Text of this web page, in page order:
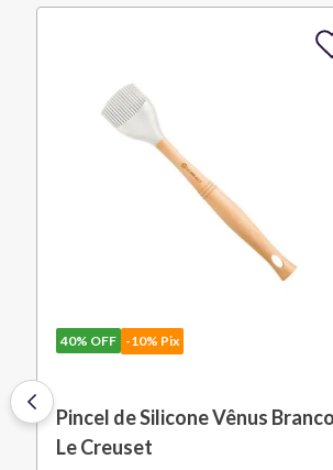
30% OFF -10% Pix
Saca Rolhas Abridor de Vinho
Tradicional Sw-107 Ply Le